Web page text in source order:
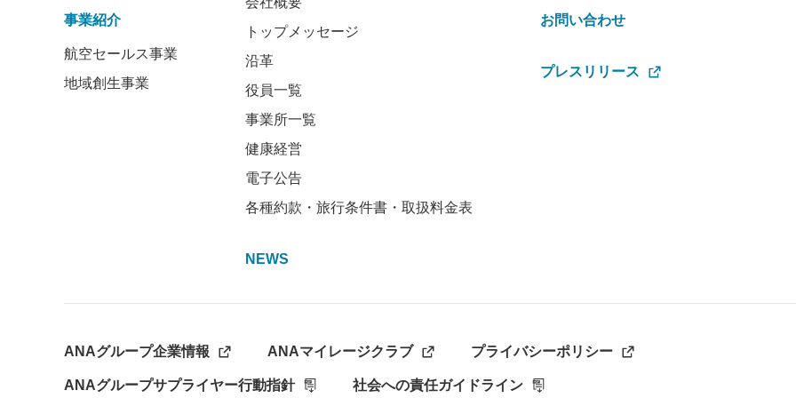
事業紹介
航空セールス事業
地域創生事業
トップメッセージ
沿革
役員一覧
事業所一覧
健康経営
電子公告
各種約款・旅行条件書・取扱料金表
NEWS
お問い合わせ
プレスリリース
ANAグループ企業情報 ANAマイレージクラブ プライバシーポリシー
ANAグループサプライヤー行動指針 社会への責任ガイドライン